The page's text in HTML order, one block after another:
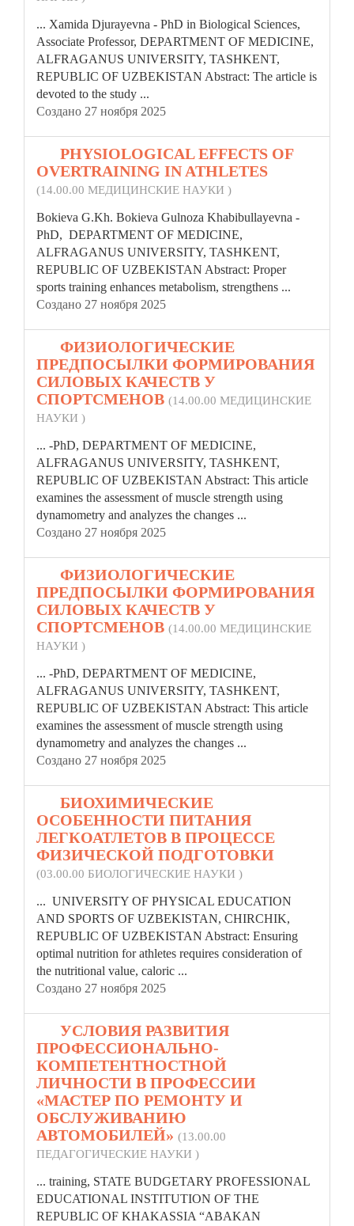
... Xamida Djurayevna - PhD in Biological Sciences,
Associate Professor, DEPARTMENT OF MEDICINE,
ALFRAGANUS UNIVERSITY, TASHKENT,
REPUBLIC OF UZBEKISTAN Abstract: The article is
devoted to the study ...
Создано 27 ноября 2025
PHYSIOLOGICAL EFFECTS OF
OVERTRAINING IN ATHLETES
(14.00.00 МЕДИЦИНСКИЕ НАУКИ )
Bokieva G.Kh. Bokieva Gulnoza Khabibullayevna -
PhD, DEPARTMENT OF MEDICINE,
ALFRAGANUS UNIVERSITY, TASHKENT,
REPUBLIC OF UZBEKISTAN Abstract: Proper
sports training enhances metabolism, strengthens ...
Создано 27 ноября 2025
ФИЗИОЛОГИЧЕСКИЕ
ПРЕДПОСЫЛКИ ФОРМИРОВАНИЯ
СИЛОВЫХ КАЧЕСТВ У
СПОРТСМЕНОВ (14.00.00 МЕДИЦИНСКИЕ
НАУКИ )
... -PhD, DEPARTMENT OF MEDICINE,
ALFRAGANUS UNIVERSITY, TASHKENT,
REPUBLIC OF UZBEKISTAN Abstract: This article
examines the assessment of muscle strength using
dynamometry and analyzes the changes ...
Создано 27 ноября 2025
ФИЗИОЛОГИЧЕСКИЕ
ПРЕДПОСЫЛКИ ФОРМИРОВАНИЯ
СИЛОВЫХ КАЧЕСТВ У
СПОРТСМЕНОВ (14.00.00 МЕДИЦИНСКИЕ
НАУКИ )
... -PhD, DEPARTMENT OF MEDICINE,
ALFRAGANUS UNIVERSITY, TASHKENT,
REPUBLIC OF UZBEKISTAN Abstract: This article
examines the assessment of muscle strength using
dynamometry and analyzes the changes ...
Создано 27 ноября 2025
БИОХИМИЧЕСКИЕ
ОСОБЕННОСТИ ПИТАНИЯ
ЛЕГКОАТЛЕТОВ В ПРОЦЕССЕ
ФИЗИЧЕСКОЙ ПОДГОТОВКИ
(03.00.00 БИОЛОГИЧЕСКИЕ НАУКИ )
... UNIVERSITY OF PHYSICAL EDUCATION
AND SPORTS OF UZBEKISTAN, CHIRCHIK,
REPUBLIC OF UZBEKISTAN Abstract: Ensuring
optimal nutrition for athletes requires consideration of
the nutritional value, caloric ...
Создано 27 ноября 2025
УСЛОВИЯ РАЗВИТИЯ
ПРОФЕССИОНАЛЬНО-
КОМПЕТЕНТНОСТНОЙ
ЛИЧНОСТИ В ПРОФЕССИИ
«МАСТЕР ПО РЕМОНТУ И
ОБСЛУЖИВАНИЮ
АВТОМОБИЛЕЙ» (13.00.00
ПЕДАГОГИЧЕСКИЕ НАУКИ )
... training, STATE BUDGETARY PROFESSIONAL
EDUCATIONAL INSTITUTION OF THE
REPUBLIC OF KHAKASSIA “ABAKAN